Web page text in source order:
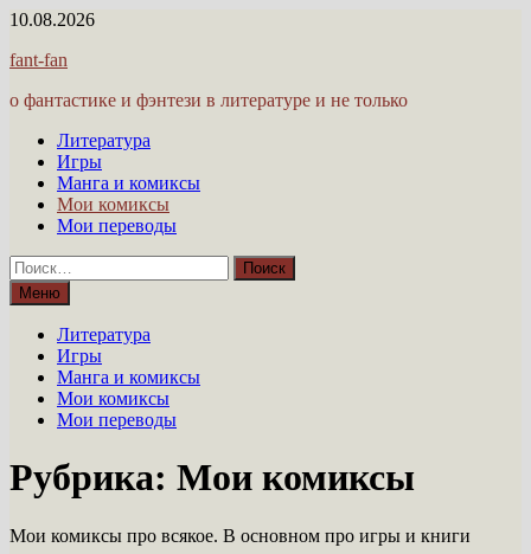
Перейти
содержимому
10.08.2026
fant-fan
о фантастике и фэнтези в литературе и не только
Литература
Игры
Манга и комиксы
Мои комиксы
Мои переводы
Найти:
Меню
Литература
Игры
Манга и комиксы
Мои комиксы
Мои переводы
Рубрика: Мои комиксы
Мои комиксы про всякое. В основном про игры и книги